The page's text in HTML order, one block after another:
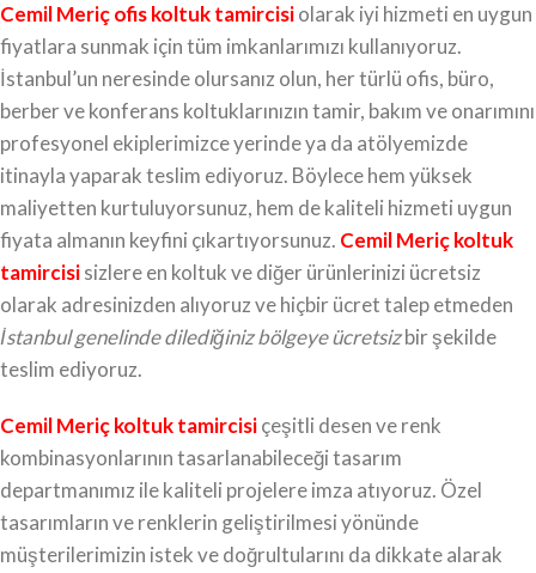
Cemil Meriç ofis koltuk tamircisiolarak iyi hizmeti en uygun
fiyatlara sunmak için tüm imkanlarımızı kullanıyoruz.
İstanbul’un neresinde olursanız olun, her türlü ofis, büro,
berber ve konferans koltuklarınızın tamir, bakım ve onarımını
profesyonel ekiplerimizce yerinde ya da atölyemizde
itinayla yaparak teslim ediyoruz. Böylece hem yüksek
maliyetten kurtuluyorsunuz, hem de kaliteli hizmeti uygun
fiyata almanın keyfini çıkartıyorsunuz. Cemil Meriç koltuk
tamircisisizlere en koltuk ve diğer ürünlerinizi ücretsiz
olarak adresinizden alıyoruz ve hiçbir ücret talep etmeden
İstanbul genelinde dilediğiniz bölgeye ücretsizbir şekilde
teslim ediyoruz.
Cemil Meriç koltuk tamircisiçeşitli desen ve renk
kombinasyonlarının tasarlanabileceği tasarım
departmanımız ile kaliteli projelere imza atıyoruz. Özel
tasarımların ve renklerin geliştirilmesi yönünde
müşterilerimizin istek ve doğrultularını da dikkate alarak